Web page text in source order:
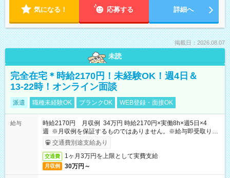
気になる！ 応募する 詳細へ
掲載日：2026.08.07
未読
完全在宅＊時給2170円！未経験OK！週4日＆
13-22時！オンライン面談
派遣 職種未経験OK ブランクOK WEB登録・面接OK
給与
時給2170円 月収例 34万円 時給2170円×実働8h×週5日×4
週 ※月収例を保証するものではありません。※給与即受取りサ
ービス利用可（利用条件有）
交通費別途支給あり
交通費 1ヶ月3万円を上限として実費支給
月収例 30万円～